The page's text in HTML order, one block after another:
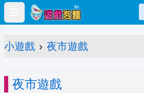
Open main menu
小遊戲 › 夜市遊戲
夜市遊戲